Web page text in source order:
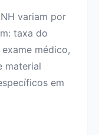
variam por
taxa do
médico,
material
em